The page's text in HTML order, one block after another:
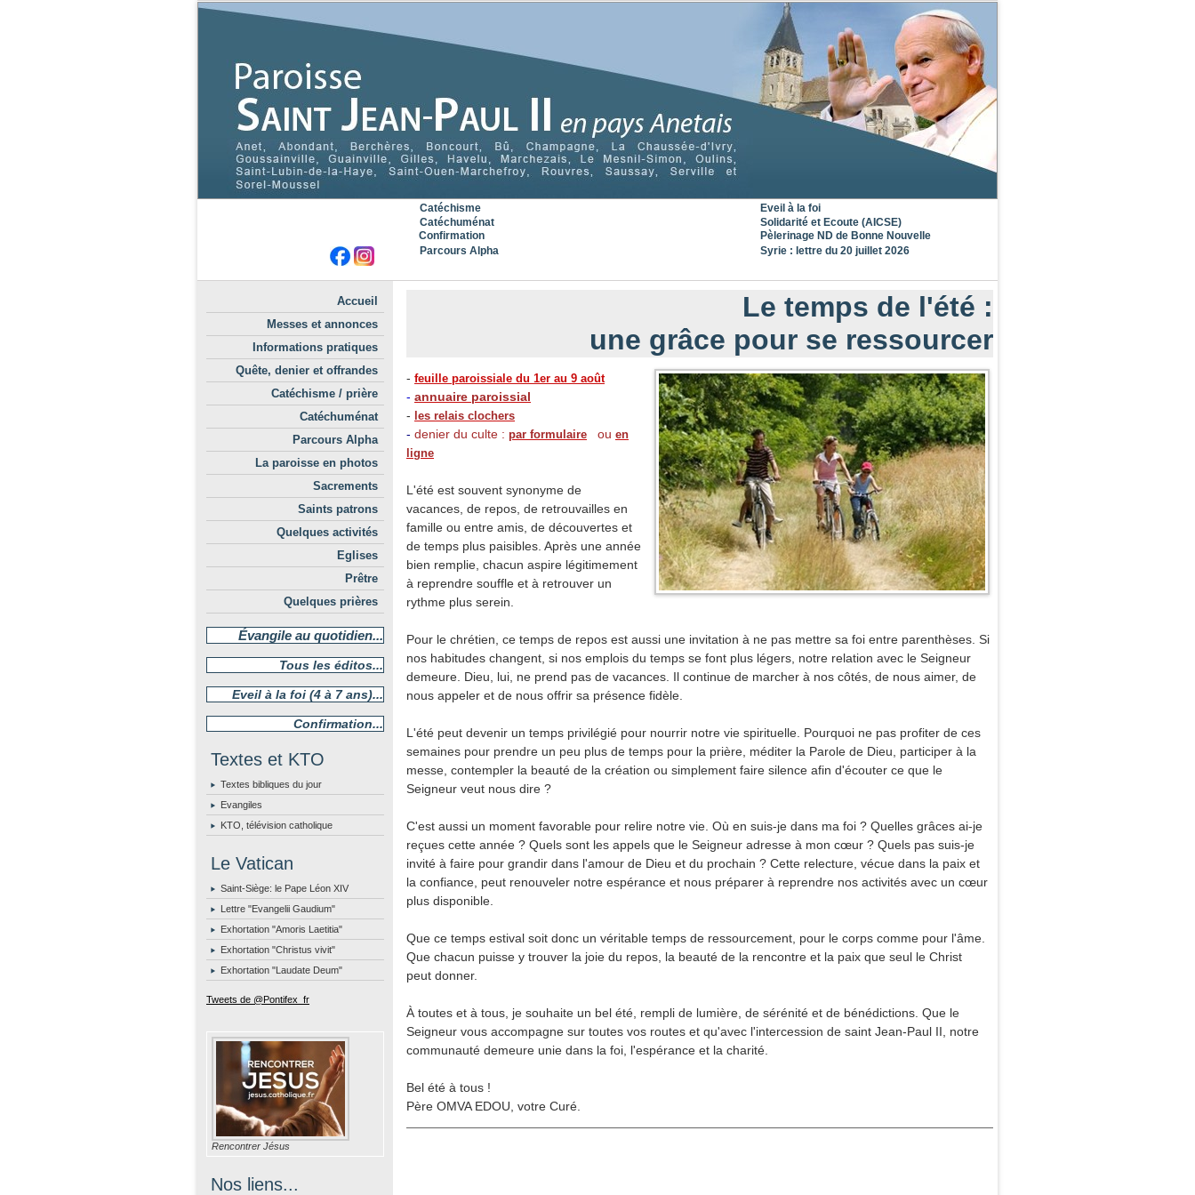
Catéchisme
Eveil à la foi
Catéchuménat
Solidarité et Ecoute (AICSE)
Confirmation
Pèlerinage ND de Bonne Nouvelle
Parcours Alpha
Syrie : lettre du 20 juillet 2026
Accueil
Messes et annonces
Informations pratiques
Quête, denier et offrandes
Catéchisme / prière
Catéchuménat
Parcours Alpha
La paroisse en photos
Sacrements
Saints patrons
Quelques activités
Eglises
Prêtre
Quelques prières
Évangile au quotidien...
Tous les éditos...
Eveil à la foi (4 à 7 ans)...
Confirmation...
Textes et KTO
Textes bibliques du jour
Evangiles
KTO, télévision catholique
Le Vatican
Saint-Siège: le Pape Léon XIV
Lettre "Evangelii Gaudium"
Exhortation "Amoris Laetitia"
Exhortation "Christus vivit"
Exhortation "Laudate Deum"
Tweets de @Pontifex_fr
Rencontrer Jésus
Nos liens...
Le temps de l'été :
une grâce pour se ressourcer
- feuille paroissiale du 1er au 9 août
- annuaire paroissial
- les relais clochers
- denier du culte : par formulaire ou en
ligne
L'été est souvent synonyme de
vacances, de repos, de retrouvailles en
famille ou entre amis, de découvertes et
de temps plus paisibles. Après une année
bien remplie, chacun aspire légitimement
à reprendre souffle et à retrouver un
rythme plus serein.
Pour le chrétien, ce temps de repos est aussi une invitation à ne pas mettre sa foi entre parenthèses. Si
nos habitudes changent, si nos emplois du temps se font plus légers, notre relation avec le Seigneur
demeure. Dieu, lui, ne prend pas de vacances. Il continue de marcher à nos côtés, de nous aimer, de
nous appeler et de nous offrir sa présence fidèle.
L'été peut devenir un temps privilégié pour nourrir notre vie spirituelle. Pourquoi ne pas profiter de ces
semaines pour prendre un peu plus de temps pour la prière, méditer la Parole de Dieu, participer à la
messe, contempler la beauté de la création ou simplement faire silence afin d'écouter ce que le
Seigneur veut nous dire ?
C'est aussi un moment favorable pour relire notre vie. Où en suis-je dans ma foi ? Quelles grâces ai-je
reçues cette année ? Quels sont les appels que le Seigneur adresse à mon cœur ? Quels pas suis-je
invité à faire pour grandir dans l'amour de Dieu et du prochain ? Cette relecture, vécue dans la paix et
la confiance, peut renouveler notre espérance et nous préparer à reprendre nos activités avec un cœur
plus disponible.
Que ce temps estival soit donc un véritable temps de ressourcement, pour le corps comme pour l'âme.
Que chacun puisse y trouver la joie du repos, la beauté de la rencontre et la paix que seul le Christ
peut donner.
À toutes et à tous, je souhaite un bel été, rempli de lumière, de sérénité et de bénédictions. Que le
Seigneur vous accompagne sur toutes vos routes et qu'avec l'intercession de saint Jean-Paul II, notre
communauté demeure unie dans la foi, l'espérance et la charité.
Bel été à tous !
Père OMVA EDOU, votre Curé.